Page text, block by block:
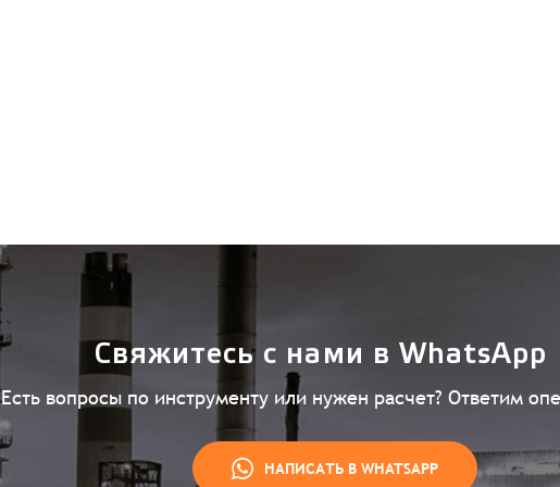
Свяжитесь с нами в WhatsApp
Есть вопросы по инструменту или нужен расчет? Ответим
НАПИСАТЬ В WHATSAPP